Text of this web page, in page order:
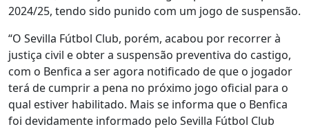
2024/25, tendo sido punido com um jogo de suspensão.
“O Sevilla Fútbol Club, porém, acabou por recorrer à
justiça civil e obter a suspensão preventiva do castigo,
com o Benfica a ser agora notificado de que o jogador
terá de cumprir a pena no próximo jogo oficial para o
qual estiver habilitado. Mais se informa que o Benfica
foi devidamente informado pelo Sevilla Fútbol Club